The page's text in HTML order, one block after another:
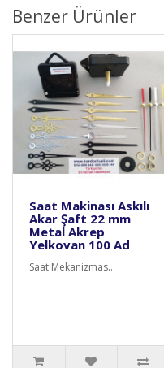
Benzer Ürünler
Saat Makinası Askılı
Akar Şaft 22 mm
Metal Akrep
Yelkovan 100 Ad
Saat Mekanizmas..